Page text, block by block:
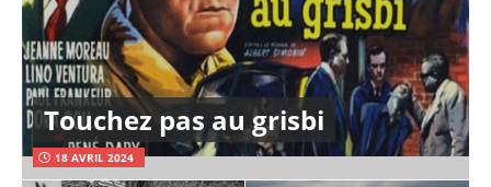
Touchez pas au grisbi
18 AVRIL 2024